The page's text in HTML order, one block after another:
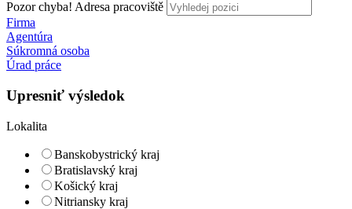
Pozor chyba! Adresa pracoviště
Firma
Agentúra
Súkromná osoba
Úrad práce
Upresniť výsledok
Lokalita
Banskobystrický kraj
Bratislavský kraj
Košický kraj
Nitriansky kraj